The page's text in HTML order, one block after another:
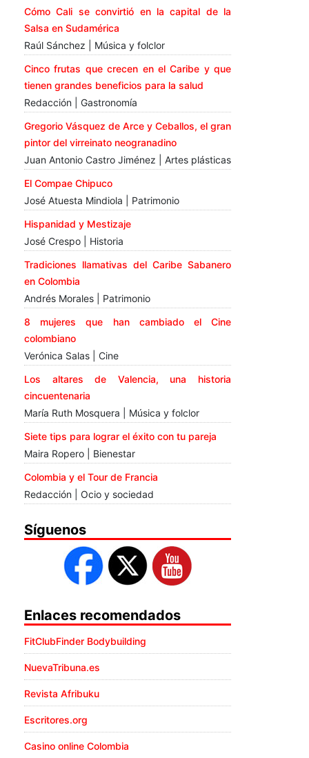
Cómo Cali se convirtió en la capital de la
Salsa en Sudamérica
Raúl Sánchez | Música y folclor
Cinco frutas que crecen en el Caribe y que
tienen grandes beneficios para la salud
Redacción | Gastronomía
Gregorio Vásquez de Arce y Ceballos, el gran
pintor del virreinato neogranadino
Juan Antonio Castro Jiménez | Artes plásticas
El Compae Chipuco
José Atuesta Mindiola | Patrimonio
Hispanidad y Mestizaje
José Crespo | Historia
Tradiciones llamativas del Caribe Sabanero
en Colombia
Andrés Morales | Patrimonio
8 mujeres que han cambiado el Cine
colombiano
Verónica Salas | Cine
Los altares de Valencia, una historia
cincuentenaria
María Ruth Mosquera | Música y folclor
Siete tips para lograr el éxito con tu pareja
Maira Ropero | Bienestar
Colombia y el Tour de Francia
Redacción | Ocio y sociedad
Síguenos
Enlaces recomendados
FitClubFinder Bodybuilding
NuevaTribuna.es
Revista Afribuku
Escritores.org
Casino online Colombia